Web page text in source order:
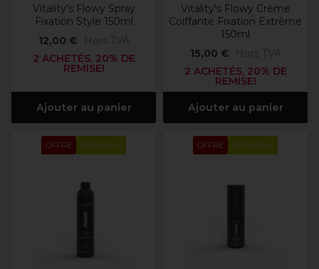
Vitality's Flowy Spray
Fixation Style 150ml
12,00 €
Hors TVA
2 ACHETÉS, 20% DE
REMISE!
Ajouter au panier
Vitality's Flowy Crème
Coiffante Fixation Extrême
150ml
15,00 €
Hors TVA
2 ACHETÉS, 20% DE
REMISE!
Ajouter au panier
OFFRE NOUVEAU OFFRE NOUVEAU